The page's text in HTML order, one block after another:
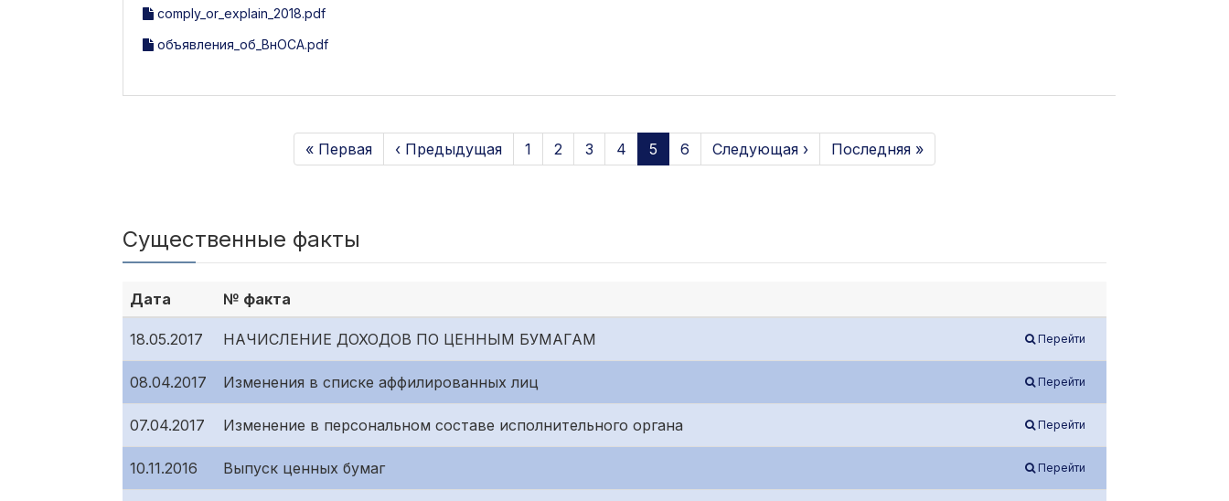
comply_or_explain_2018.pdf
объявления_об_ВнОСА.pdf
« Первая ‹ Предыдущая 1 2 3 4 5 6 Следующая › Последняя »
Существенные факты
Дата № факта
18.05.2017 НАЧИСЛЕНИЕ ДОХОДОВ ПО ЦЕННЫМ БУМАГАМ Перейти
08.04.2017 Изменения в списке аффилированных лиц Перейти
07.04.2017 Изменение в персональном составе исполнительного органа Перейти
10.11.2016 Выпуск ценных бумаг Перейти